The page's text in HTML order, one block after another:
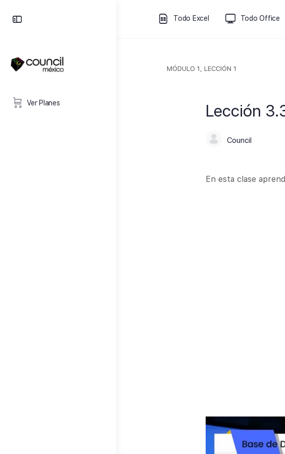
Ver Planes
Todo Excel Todo Office
MÓDULO 1, LECCIÓN 1
Lección
Council
En esta clase